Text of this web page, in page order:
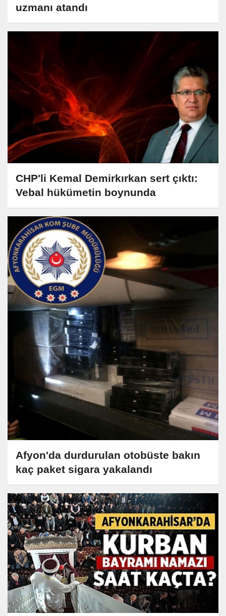
uzmanı atandı
CHP'li Kemal Demirkırkan sert çıktı:
Vebal hükümetin boynunda
Afyon'da durdurulan otobüste bakın
kaç paket sigara yakalandı